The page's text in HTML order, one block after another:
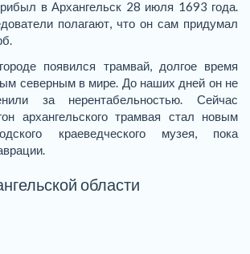
в Архангельск 28 июля 1693 года.
полагают, что он сам придумал
появился трамвай, долгое время
северным в мире. До наших дней он не
за нерентабельностью. Сейчас
архангельского трамвая стал новым
краеведческого музея, пока
области